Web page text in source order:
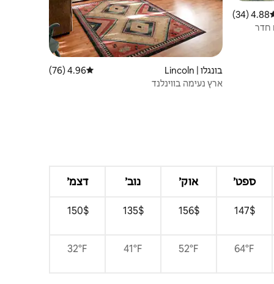
ממוצע של 4.88 מתוך 5, 34 ביקורות
4.88 (34)
חדר
בונגלו | Lincoln דירוג ממוצע של 4.96 מתוך 5, 76 ביקורות
4.96 (76)
ארץ נעימה בווינלנד
ספט׳ אוק׳ נוב׳ דצמ׳
$‏147 ‏
$‏156 ‏
$‏135 ‏
$‏150 ‏
64°F
52°F
41°F
32°F